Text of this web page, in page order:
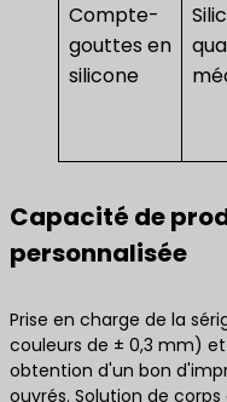
Compte-
gouttes en
silicone
Capacité de
personnalisée
Prise en charge de la
couleurs de ± 0,3 mm)
obtention d'un bon
ouvrés. Solution de